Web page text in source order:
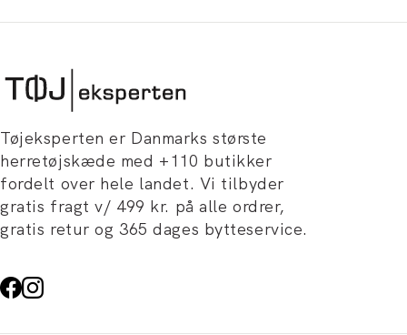
Tøjeksperten er Danmarks største
herretøjskæde med +110 butikker
fordelt over hele landet. Vi tilbyder
gratis fragt v/ 499 kr. på alle ordrer,
gratis retur og 365 dages bytteservice.